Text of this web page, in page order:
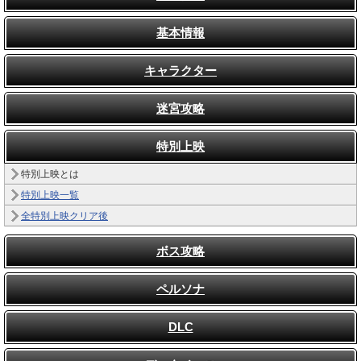
基本情報
キャラクター
迷宮攻略
特別上映
特別上映とは
特別上映一覧
全特別上映クリア後
ボス攻略
ペルソナ
DLC